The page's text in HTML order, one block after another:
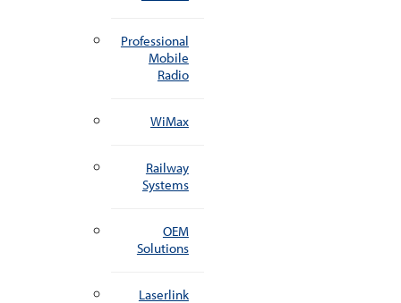
Professional
Mobile
Radio
WiMax
Railway
Systems
OEM
Solutions
Laserlink